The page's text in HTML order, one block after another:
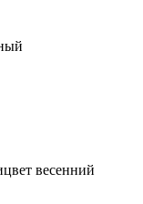
весенний